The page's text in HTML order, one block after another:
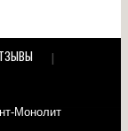
Монолит